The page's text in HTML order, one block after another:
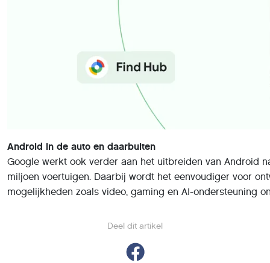
Deel dit artikel
Android in de auto en daarbuiten
Google werkt ook verder aan het uitbreiden van Android
miljoen voertuigen. Daarbij wordt het eenvoudiger voor
mogelijkheden zoals video, gaming en AI-ondersteuning